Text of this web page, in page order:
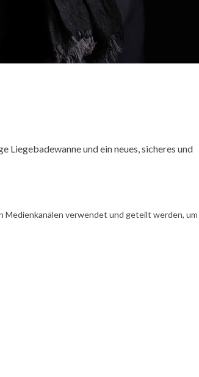
und ein neues, sicheres und
verwendet und geteilt